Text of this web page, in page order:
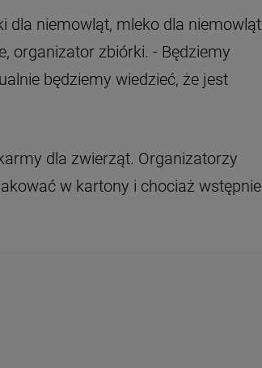
dla niemowląt, mleko dla niemowląt
organizator zbiórki. - Będziemy
będziemy wiedzieć, że jest
dla zwierząt. Organizatorzy
w kartony i chociaż wstępnie